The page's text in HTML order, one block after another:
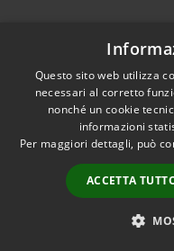
Seguici su
FacebookTwitter
Accessibilità
Questo sito web utilizza
necessari al corretto
nonché un cookie
informazioni
Per maggiori dettagli, può
ACCETTA